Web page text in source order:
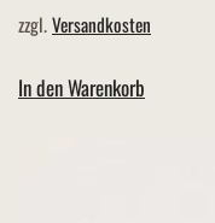
zzgl.Versandkosten
In den Warenkorb